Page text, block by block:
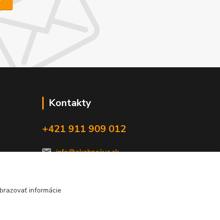
Kontakty
+421 911 909 012
info@ekohnojiva.sk
informácie